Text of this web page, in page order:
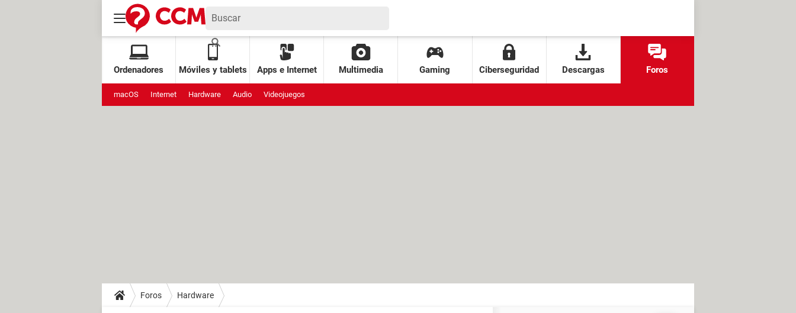
Ordenadores Móviles y tablets Apps e Internet Multimedia Gaming Ciberseguridad Descargas Foros
macOS Internet Hardware Audio Videojuegos
Foros Hardware